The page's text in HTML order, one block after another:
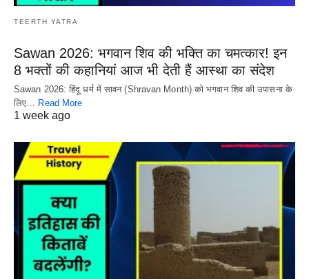
TEERTH YATRA
Sawan 2026: भगवान शिव की भक्ति का चमत्कार! इन
8 भक्तों की कहानियां आज भी देती हैं आस्था का संदेश
Sawan 2026: हिंदू धर्म में सावन (Shravan Month) को भगवान शिव की उपासना के
लिए…
Read More
1 week ago